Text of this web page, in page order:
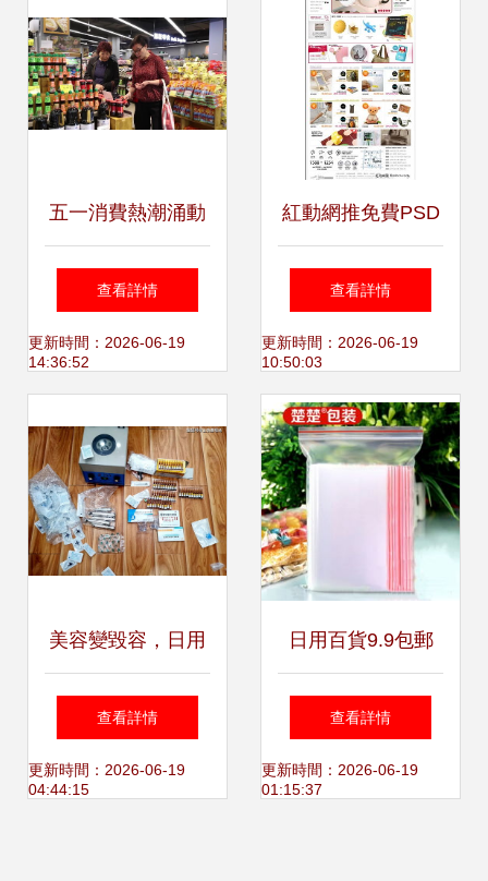
五一消費熱潮涌動
安源 政府發券、商
場讓利、餐廳排隊
查看詳情
更新時間：2026-06-19
14:36:52
紅動網推免費PSD
素材 韓國日用百貨
商城網頁模版編號
1162273詳情
查看詳情
更新時間：2026-06-19
10:50:03
美容變毀容，日用
百貨店驚現非法醫
美陷阱
查看詳情
更新時間：2026-06-19
04:44:15
日用百貨9.9包郵
給惠網引領“九塊
郵”風潮，揭秘低價
查看詳情
更新時間：2026-06-19
01:15:37